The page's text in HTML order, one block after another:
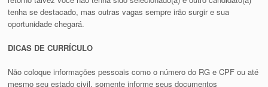
tenha se destacado, mas outras vagas sempre irão surgir e sua
oportunidade chegará.
DICAS DE CURRÍCULO
Não coloque informações pessoais como o número do RG e CPF ou até
mesmo seu estado civil, somente informe seus documentos